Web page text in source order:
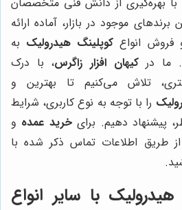
موجود در بازار، آماده ارائه
فروش انواع کوپلینگ هیدرولیک به
ما درکیهان افزار زاگرس، با درک
تلاش می‌کنیم تا بهترین و
را با توجه به نوع کاربری، شرایط
پیشنهاد دهیم. برایخرید عمده و
از طریق اطلاعات تماس ذکر شده با
هیدرولیک با سایر انواع